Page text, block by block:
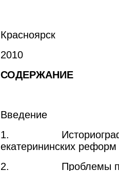
Красноярск
2010
СОДЕРЖАНИЕ
Введение
1.
екатерининских реформ
2. Проблемы